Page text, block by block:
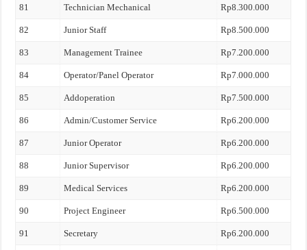
81 Technician Mechanical Rp8.300.000
82 Junior Staff Rp8.500.000
83 Management Trainee Rp7.200.000
84 Operator/Panel Operator Rp7.000.000
85 Addoperation Rp7.500.000
86 Admin/Customer Service Rp6.200.000
87 Junior Operator Rp6.200.000
88 Junior Supervisor Rp6.200.000
89 Medical Services Rp6.200.000
90 Project Engineer Rp6.500.000
91 Secretary Rp6.200.000